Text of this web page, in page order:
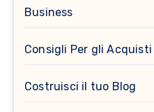
Business
Consigli Per gli Acquisti
Costruisci il tuo Blog